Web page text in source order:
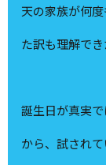
天の家族が何
た訳も理解でき
誕生日が真実
から、試されて